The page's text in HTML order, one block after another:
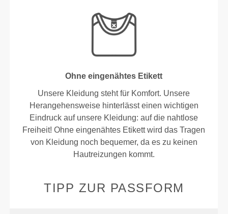
Ohne eingenähtes Etikett
Unsere Kleidung steht für Komfort. Unsere
Herangehensweise hinterlässt einen wichtigen
Eindruck auf unsere Kleidung: auf die nahtlose
Freiheit! Ohne eingenähtes Etikett wird das Tragen
von Kleidung noch bequemer, da es zu keinen
Hautreizungen kommt.
TIPP ZUR PASSFORM